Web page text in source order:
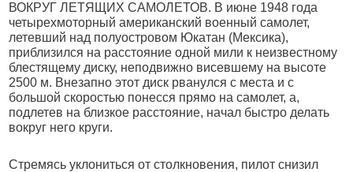
ВОКРУГ ЛЕТЯЩИХ САМОЛЕТОВ. В июне 1948 года
четырехмоторный американский военный самолет,
летевший над полуостровом Юкатан (Мексика),
приблизился на расстояние одной мили к неизвестному
блестящему диску, неподвижно висевшему на высоте
2500 м. Внезапно этот диск рванулся с места и с
большой скоростью понесся прямо на самолет, а,
подлетев на близкое расстояние, начал быстро делать
вокруг него круги.
Стремясь уклониться от столкновения, пилот снизил